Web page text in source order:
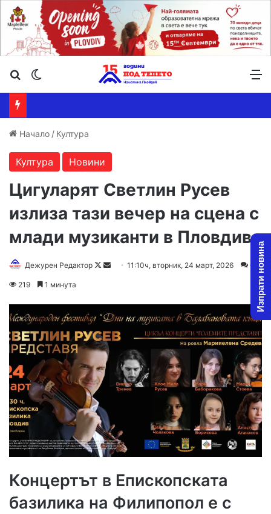
Търсене ...
Начало / Култура
Култура Новини
Цигуларят Светлин Русев
излиза тази вечер на сцена с
млади музиканти в Пловдив
Дежурен Редактор
Follow
Send11:10ч, вторник, 24 март, 2026 0
219 1 минута
Концертът в Епископската
базилика на Филипопол е с
Изпрати новина